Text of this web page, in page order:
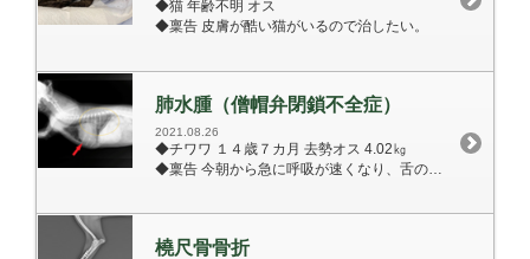
◆猫 年齢不明 オス
◆稟告 皮膚が酷い猫がいるので治したい。
肺水腫（僧帽弁閉鎖不全症）
2021.08.26
◆チワワ １４歳７カ月 去勢オス 4.02㎏
◆稟告 今朝から急に呼吸が速くなり、舌の色が悪い。
橈尺骨骨折